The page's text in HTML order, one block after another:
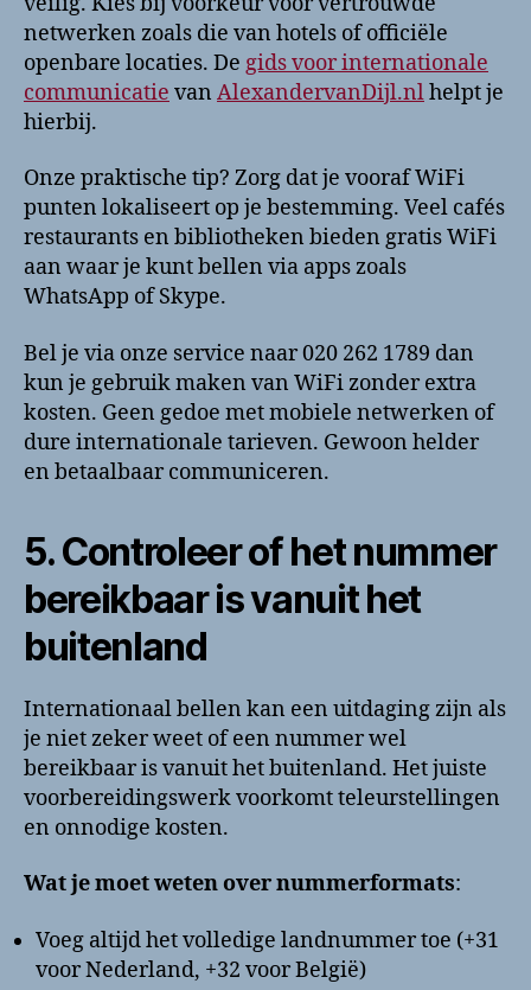
netwerken zoals die van hotels of officiële
openbare locaties. De gids voor internationale
communicatie van AlexandervanDijl.nlhelpt je
hierbij.
Onze praktische tip? Zorg dat je vooraf WiFi
punten lokaliseert op je bestemming. Veel cafés
restaurants en bibliotheken bieden gratis WiFi
aan waar je kunt bellen via apps zoals
WhatsApp of Skype.
Bel je via onze service naar 020 262 1789 dan
kun je gebruik maken van WiFi zonder extra
kosten. Geen gedoe met mobiele netwerken of
dure internationale tarieven. Gewoon helder
en betaalbaar communiceren.
5. Controleer of het nummer
bereikbaar is vanuit het
buitenland
Internationaal bellen kan een uitdaging zijn als
je niet zeker weet of een nummer wel
bereikbaar is vanuit het buitenland. Het juiste
voorbereidingswerk voorkomt teleurstellingen
en onnodige kosten.
Wat je moet weten over nummerformats:
Voeg altijd het volledige landnummer toe (+31
voor Nederland, +32 voor België)